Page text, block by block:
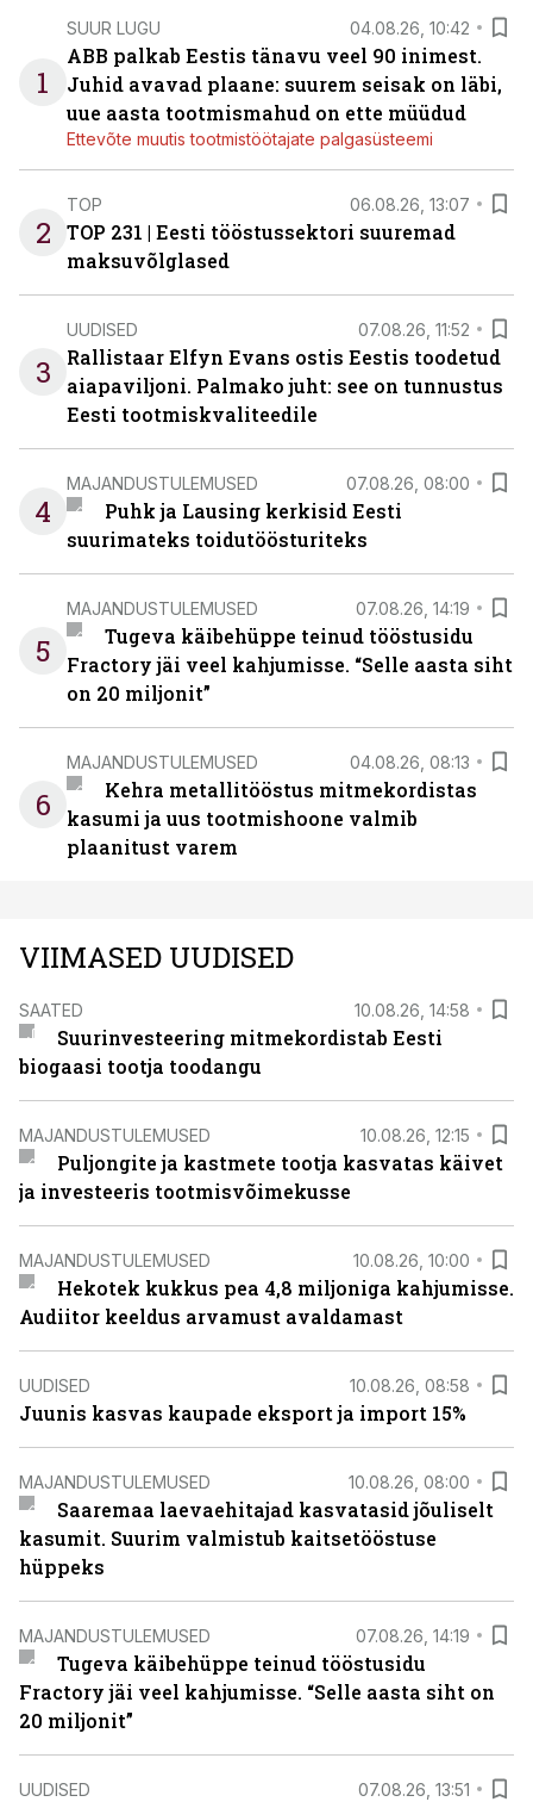
1
SUUR LUGU 04.08.26, 10:42
ABB palkab Eestis tänavu veel 90 inimest.
Juhid avavad plaane: suurem seisak on läbi,
uue aasta tootmismahud on ette müüdud
Ettevõte muutis tootmistöötajate palgasüsteemi
2
TOP 06.08.26, 13:07
TOP 231 | Eesti tööstussektori suuremad
maksuvõlglased
3
UUDISED 07.08.26, 11:52
Rallistaar Elfyn Evans ostis Eestis toodetud
aiapaviljoni. Palmako juht: see on tunnustus
Eesti tootmiskvaliteedile
4
MAJANDUSTULEMUSED 07.08.26, 08:00
Puhk ja Lausing kerkisid Eesti
suurimateks toidutöösturiteks
5
MAJANDUSTULEMUSED 07.08.26, 14:19
Tugeva käibehüppe teinud tööstusidu
Fractory jäi veel kahjumisse. “Selle aasta siht
on 20 miljonit”
6
MAJANDUSTULEMUSED 04.08.26, 08:13
Kehra metallitööstus mitmekordistas
kasumi ja uus tootmishoone valmib
plaanitust varem
VIIMASED UUDISED
SAATED 10.08.26, 14:58
Suurinvesteering mitmekordistab Eesti
biogaasi tootja toodangu
MAJANDUSTULEMUSED 10.08.26, 12:15
Puljongite ja kastmete tootja kasvatas käivet
ja investeeris tootmisvõimekusse
MAJANDUSTULEMUSED 10.08.26, 10:00
Hekotek kukkus pea 4,8 miljoniga kahjumisse.
Audiitor keeldus arvamust avaldamast
UUDISED 10.08.26, 08:58
Juunis kasvas kaupade eksport ja import 15%
MAJANDUSTULEMUSED 10.08.26, 08:00
Saaremaa laevaehitajad kasvatasid jõuliselt
kasumit. Suurim valmistub kaitsetööstuse
hüppeks
MAJANDUSTULEMUSED 07.08.26, 14:19
Tugeva käibehüppe teinud tööstusidu
Fractory jäi veel kahjumisse. “Selle aasta siht on
20 miljonit”
UUDISED 07.08.26, 13:51